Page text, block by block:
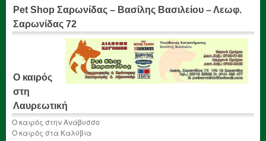
Pet Shop Σαρωνίδας – Βασίλης Βασιλείου – Λεωφ.
Σαρωνίδας 72
Ο καιρός
στη
Λαυρεωτική
Ο καιρός στην Ανάβυσσο
Ο καιρός στα Καλύβια